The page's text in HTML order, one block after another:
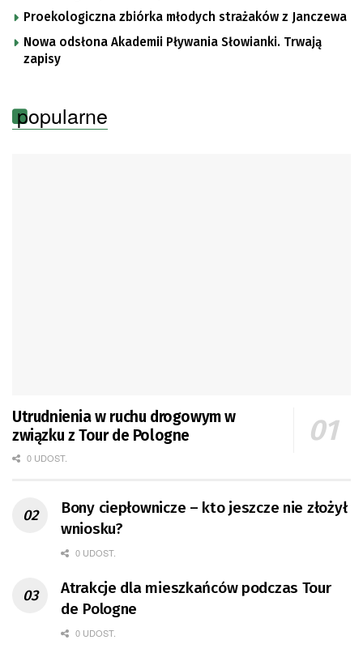
Proekologiczna zbiórka młodych strażaków z Janczewa
Nowa odsłona Akademii Pływania Słowianki. Trwają
zapisy
popularne
Utrudnienia w ruchu drogowym w
związku z Tour de Pologne
0 UDOST.
Bony ciepłownicze – kto jeszcze nie złożył
wniosku?
0 UDOST.
Atrakcje dla mieszkańców podczas Tour
de Pologne
0 UDOST.